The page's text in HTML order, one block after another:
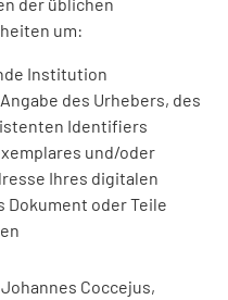
der üblichen
um:
Institution
des Urhebers, des
Identifiers
und/oder
Ihres digitalen
Dokument oder Teile
Coccejus,